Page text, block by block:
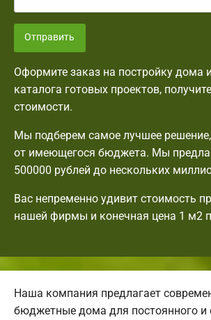
Отправить
Оформите заказ на постройку дома
каталога готовых проектов,
стоимости.
Мы подберем самое лучшее
от имеющегося бюджета. Мы
500000 рублей до нескольких
Вас непременно удивит стоимость
нашей фирмы и конечная цена 1 м2
Наша компания предлагает
бюджетные дома для постоянного и